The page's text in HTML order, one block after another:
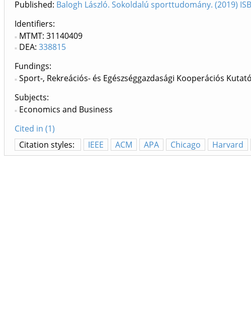
Published: Balogh László. Sokoldalú sporttudomány. (2019)
Identifiers
MTMT: 31140409
DEA: 338815
Fundings:
Sport-, Rekreációs- és Egészséggazdasági Kooperációs
Subjects:
Economics and Business
Cited in (1)
Citation styles:
IEEE ACM APA Chicago Harvard